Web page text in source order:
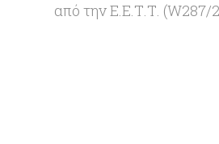
από την Ε.Ε.Τ.Τ. (W287/